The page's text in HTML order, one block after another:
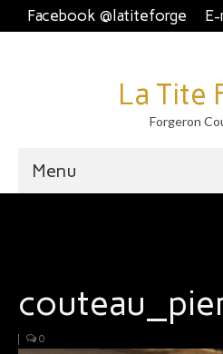
Facebook @latiteforge E-
La Tite
Forgeron
Menu
Brut de forge
Piémontais et crans plat.
0